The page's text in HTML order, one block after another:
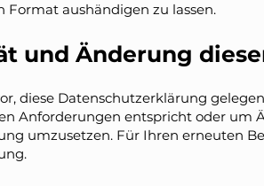
Format aushändigen zu lassen.
und Änderung
diese Datenschutzerklärung
Anforderungen entspricht oder um
umzusetzen. Für Ihren erneuten